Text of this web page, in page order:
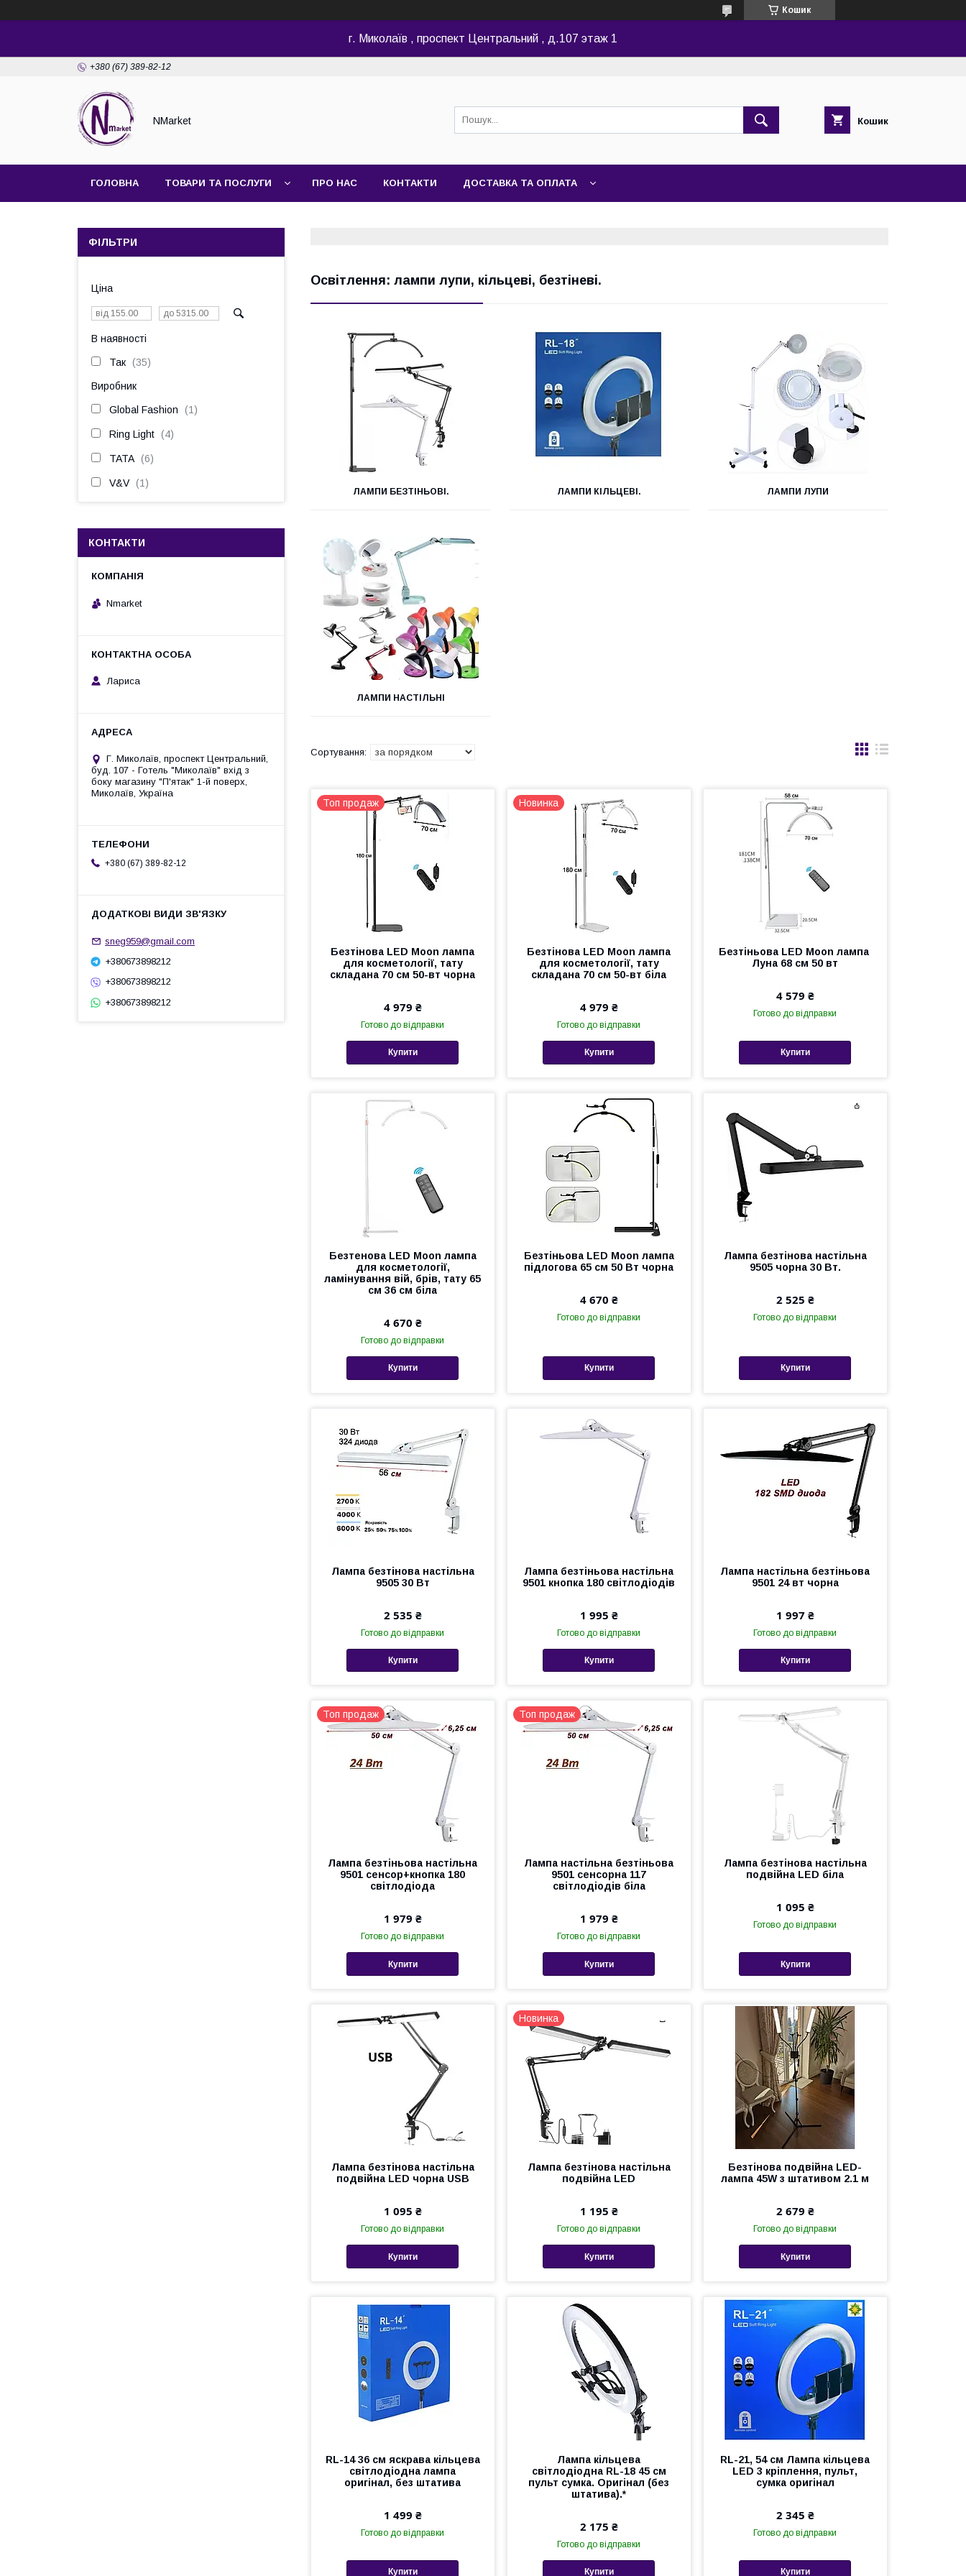
Кошик
г. Миколаїв , проспект Центральний , д.107 этаж 1
+380 (67) 389-82-12
NMarket Кошик
ГОЛОВНА ТОВАРИ ТА ПОСЛУГИ ПРО НАС КОНТАКТИ ДОСТАВКА ТА ОПЛАТА
Освітлення: лампи лупи, кільцеві, безтіневі.
ЛАМПИ БЕЗТІНЬОВІ. ЛАМПИ КІЛЬЦЕВІ. ЛАМПИ ЛУПИ
ЛАМПИ НАСТІЛЬНІ
Топ продаж
Безтінова LED Moon лампа
для косметології, тату
складана 70 см 50-вт чорна
4 979 ₴
Готово до відправки
Купити
Новинка
Безтінова LED Moon лампа
для косметології, тату
складана 70 см 50-вт біла
4 979 ₴
Готово до відправки
Купити
Безтіньова LED Moon лампа
Луна 68 см 50 вт
4 579 ₴
Готово до відправки
Купити
Безтенова LED Moon лампа
для косметології,
ламінування вій, брів, тату 65
см 36 см біла
4 670 ₴
Готово до відправки
Купити
Безтіньова LED Moon лампа
підлогова 65 см 50 Вт чорна
4 670 ₴
Готово до відправки
Купити
Лампа безтінова настільна
9505 чорна 30 Вт.
2 525 ₴
Готово до відправки
Купити
Лампа безтінова настільна
9505 30 Вт
2 535 ₴
Готово до відправки
Купити
Лампа безтіньова настільна
9501 кнопка 180 світлодіодів
1 995 ₴
Готово до відправки
Купити
Лампа настільна безтіньова
9501 24 вт чорна
1 997 ₴
Готово до відправки
Купити
Топ продаж
Лампа безтіньова настільна
9501 сенсор+кнопка 180
світлодіода
1 979 ₴
Готово до відправки
Купити
Топ продаж
Лампа настільна безтіньова
9501 сенсорна 117
світлодіодів біла
1 979 ₴
Готово до відправки
Купити
Лампа безтінова настільна
подвійна LED біла
1 095 ₴
Готово до відправки
Купити
Лампа безтінова настільна
подвійна LED чорна USB
1 095 ₴
Готово до відправки
Купити
Новинка
Лампа безтінова настільна
подвійна LED
1 195 ₴
Готово до відправки
Купити
Безтінова подвійна LED-
лампа 45W з штативом 2.1 м
2 679 ₴
Готово до відправки
Купити
RL-14 36 см яскрава кільцева
світлодіодна лампа
оригінал, без штатива
1 499 ₴
Готово до відправки
Купити
Лампа кільцева
світлодіодна RL-18 45 см
пульт сумка. Оригінал (без
штатива).*
2 175 ₴
Готово до відправки
Купити
RL-21, 54 см Лампа кільцева
LED 3 кріплення, пульт,
сумка оригінал
2 345 ₴
Готово до відправки
Купити
ФІЛЬТРИ
Ціна
В наявності
Так 35
Виробник
Global Fashion 1
Ring Light 4
TATA 6
V&V 1
КОНТАКТИ
Nmarket
Лариса
Г. Миколаїв, проспект Центральний,
буд. 107 - Готель "Миколаїв" вхід з
боку магазину "П'ятак" 1-й поверх,
Миколаїв, Україна
+380 (67) 389-82-12
sneg959@gmail.com
+380673898212
+380673898212
+380673898212